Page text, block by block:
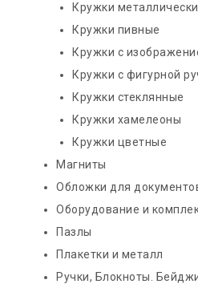
Кружки
Кружки пивные
Кружки с
Кружки с фигурной
Кружки стеклянные
Кружки хамелеоны
Кружки цветные
Магниты
Обложки для
Оборудование и
Пазлы
Плакетки и металл
Ручки, Блокноты.